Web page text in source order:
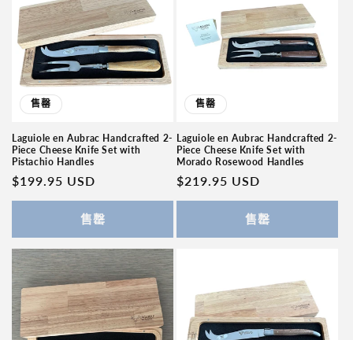
售罄
Laguiole en Aubrac Handcrafted 2-
Piece Cheese Knife Set with
Pistachio Handles
常
规
格
$199.95 USD
售罄
售罄
Laguiole en Aubrac Handcrafted 2-
Piece Cheese Knife Set with
Morado Rosewood Handles
常
规
格
$219.95 USD
售罄